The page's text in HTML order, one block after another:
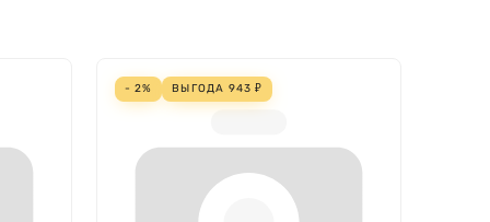
- 2% ВЫГОДА 943 ₽